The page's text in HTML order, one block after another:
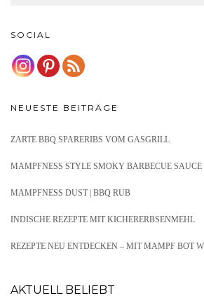
SOCIAL
NEUESTE BEITRÄGE
ZARTE BBQ SPARERIBS VOM GASGRILL
MAMPFNESS STYLE SMOKY BARBECUE SAUCE
MAMPFNESS DUST | BBQ RUB
INDISCHE REZEPTE MIT KICHERERBSENMEHL
REZEPTE NEU ENTDECKEN – MIT MAMPF BOT
AKTUELL BELIEBT